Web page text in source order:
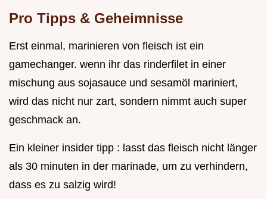
Pro Tipps & Geheimnisse
Erst einmal, marinieren von fleisch ist ein
gamechanger. wenn ihr das rinderfilet in einer
mischung aus sojasauce und sesamöl mariniert,
wird das nicht nur zart, sondern nimmt auch super
geschmack an.
Ein kleiner insider tipp : lasst das fleisch nicht länger
als 30 minuten in der marinade, um zu verhindern,
dass es zu salzig wird!